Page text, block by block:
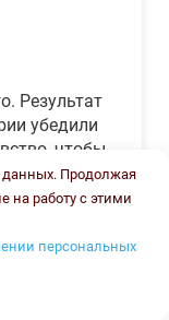
Результат
убедили
чтобы
Результат
как и
данных. Продолжая
на работу с этими
персональных